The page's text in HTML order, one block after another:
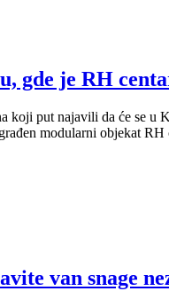
gde je RH
koji put najavili da će se u
modularni objekat
van snage